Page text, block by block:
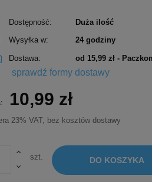
Dostępność:
Duża ilość
Wysyłka w:
24 godziny
Dostawa: od 15,99 zł -
płatności
sprawdź formy dostawy
10,99 zł
23% VAT, bez kosztów dostawy
szt. DO KOSZYKA